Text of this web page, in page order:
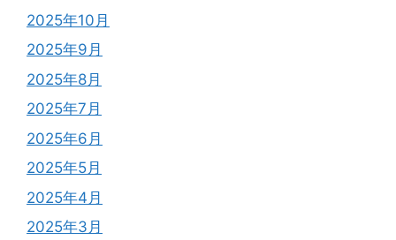
2025年10月
2025年9月
2025年8月
2025年7月
2025年6月
2025年5月
2025年4月
2025年3月